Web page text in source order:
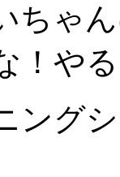
ちゃ
！や
ング